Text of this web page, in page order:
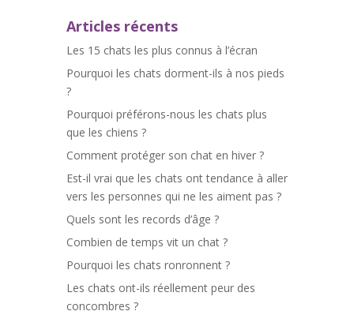
Articles récents
Les 15 chats les plus connus à l’écran
Pourquoi les chats dorment-ils à nos pieds
?
Pourquoi préférons-nous les chats plus
que les chiens ?
Comment protéger son chat en hiver ?
Est-il vrai que les chats ont tendance à aller
vers les personnes qui ne les aiment pas ?
Quels sont les records d’âge ?
Combien de temps vit un chat ?
Pourquoi les chats ronronnent ?
Les chats ont-ils réellement peur des
concombres ?